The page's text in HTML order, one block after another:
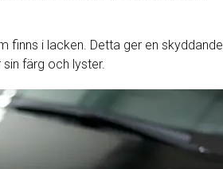
finns i lacken. Detta ger en skyddande
färg och lyster.